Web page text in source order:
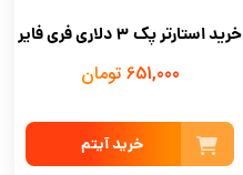
خرید استارتر پک ۳ دلاری فری فایر
651,000 تومان
خرید آیتم